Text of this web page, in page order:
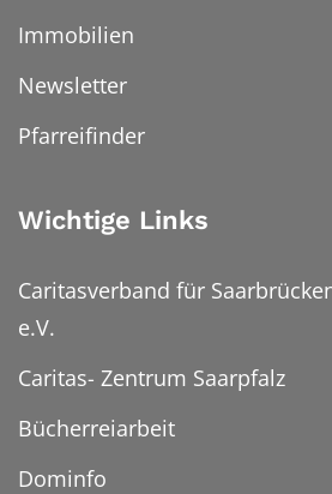
Immobilien
Newsletter
Pfarreifinder
Wichtige Links
Caritasverband für
e.V.
Caritas- Zentrum Saarpfalz
Bücherreiarbeit
Dominfo